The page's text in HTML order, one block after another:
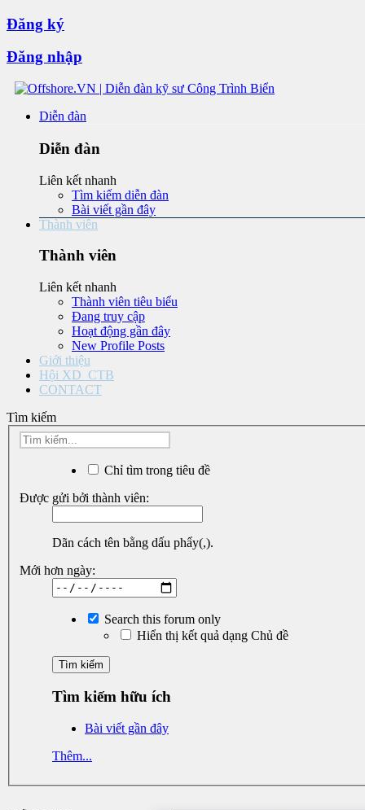
Đăng ký
Đăng nhập
Diễn đàn
Diễn đàn
Liên kết nhanh
Tìm kiếm diễn đàn
Bài viết gần đây
Thành viên
Thành viên
Liên kết nhanh
Thành viên tiêu biểu
Đang truy cập
Hoạt động gần đây
New Profile Posts
Giới thiệu
Hội XD_CTB
CONTACT
Tìm kiếm
Chỉ tìm trong tiêu đề
Được gửi bởi thành viên:
Dãn cách tên bằng dấu phẩy(,).
Mới hơn ngày:
Search this forum only
Hiển thị kết quả dạng Chủ đề
Tìm kiếm hữu ích
Bài viết gần đây
Thêm...